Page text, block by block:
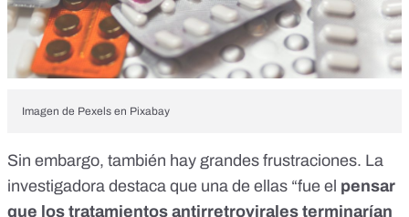
Imagen de Pexels en Pixabay
Sin embargo, también hay grandes frustraciones. La
investigadora destaca que una de ellas “fue el pensar
que los tratamientos antirretrovirales terminarían